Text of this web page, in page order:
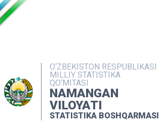
O‘ZBEKISTON RESPUBLIKASI
MILLIY STATISTIKA
QO‘MITASI
NAMANGAN
VILOYATI
STATISTIKA BOSHQARMASI
NASHRLAR
INTERAKTIV XIZMATLAR
MATBUOT XIZMATI
MUROJAATLAR